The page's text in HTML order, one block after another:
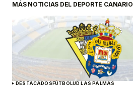
MÁS NOTICIAS DEL DEPORTE CANARIO
DESTACADOSFÚTBOLUD LAS PALMAS